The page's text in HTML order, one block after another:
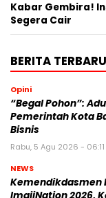
Kabar Gembira!
Segera Cair
BERITA TERBARU
Opini
“Begal Pohon”:
Pemerintah Kota
Bisnis
Rabu, 5 Agu 2026 - 06:11
NEWS
Kemendikdasmen